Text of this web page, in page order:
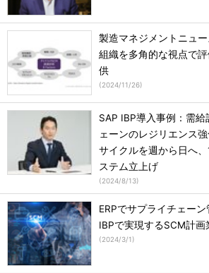
製造マネジメントニュ
組織を多角的な視点で
供
(2024/11/26)
SAP IBP導入事例：需
ェーンのレジリエンス
サイクルを週から日へ
ステム立上げ
(2024/8/13)
ERPでサプライチェー
IBPで実現するSCM計画
(2024/3/1)